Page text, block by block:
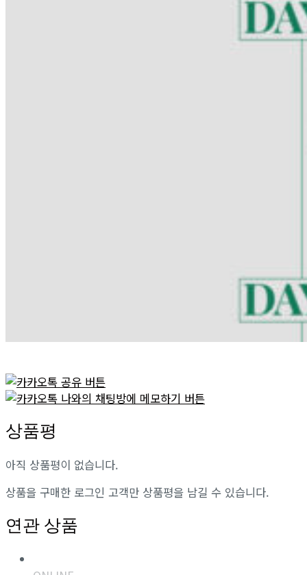
상품평
아직 상품평이 없습니다.
상품을 구매한 로그인 고객만 상품평을 남길 수 있습니다.
연관 상품